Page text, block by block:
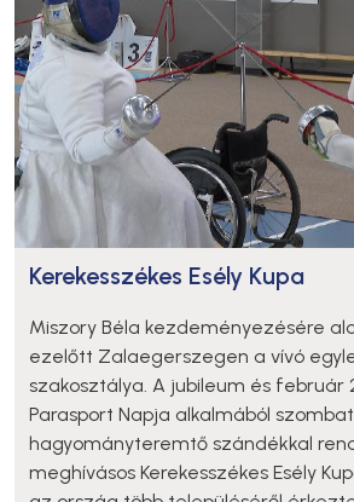
Kerekesszékes Esély Kupa
Miszory Béla kezdeményezésére
ezelőtt Zalaegerszegen a vívó
szakosztálya. A jubileum és február
Parasport Napja alkalmából
hagyományteremtő szándékkal
meghívásos Kerekesszékes Esély